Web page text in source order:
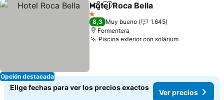
Opción destacada
CompartirAgregar a favoritos
Hotel Roca Bella
1 Estrellas
8,3 Muy bueno
1.645
Formentera
Piscina exterior con solárium
Elige fechas para ver los precios exactos
Ver precios